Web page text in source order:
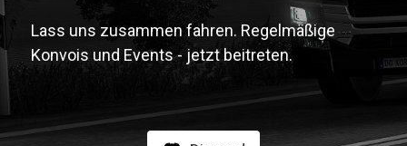
Lass uns zusammen fahren. Regelmäßige
Konvois und Events - jetzt beitreten.